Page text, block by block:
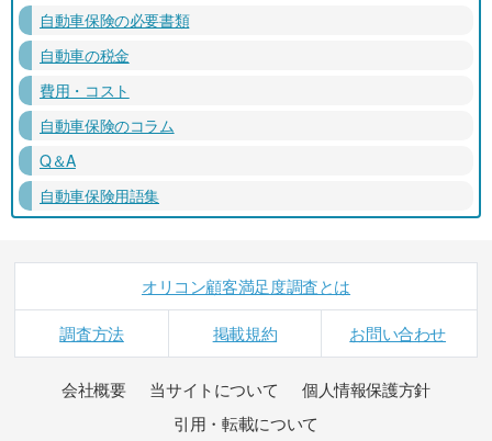
自動車保険の必要書類
自動車の税金
費用・コスト
自動車保険のコラム
Q＆A
自動車保険用語集
オリコン顧客満足度調査とは
調査方法 掲載規約 お問い合わせ
会社概要 当サイトについて
個人情報保護方針
引用・転載について